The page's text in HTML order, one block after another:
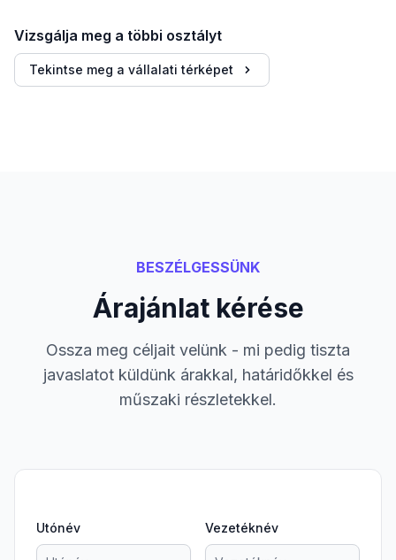
Vizsgálja meg a többi osztályt
Tekintse meg a vállalati térképet
BESZÉLGESSÜNK
Árajánlat kérése
Ossza meg céljait velünk - mi pedig tiszta
javaslatot küldünk árakkal, határidőkkel és
műszaki részletekkel.
Utónév Vezetéknév